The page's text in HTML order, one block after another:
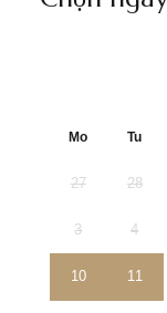
Mo Tu
27 28
3 4
10 11